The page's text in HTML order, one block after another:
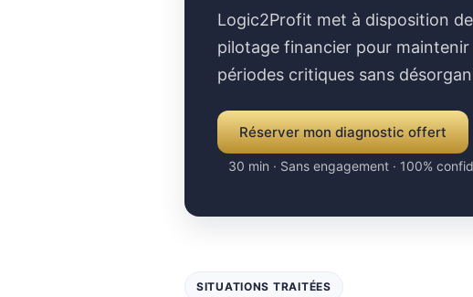
Logic2Profit met à disposition
pilotage financier pour
périodes critiques sans
Réserver mon diagnostic offert
30 min · Sans engagement · 100%
SITUATIONS TRAITÉES